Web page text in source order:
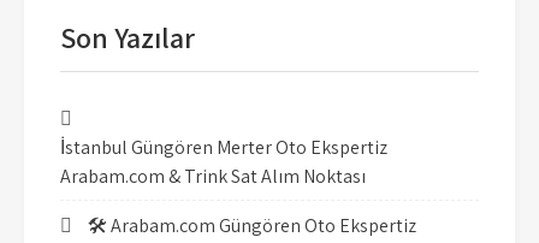
Son Yazılar
İstanbul Güngören Merter Oto Ekspertiz
Arabam.com & Trink Sat Alım Noktası
🛠️ Arabam.com Güngören Oto Ekspertiz